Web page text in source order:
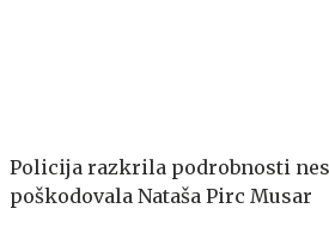
Policija razkrila podrobnosti
poškodovala Nataša Pirc Musar